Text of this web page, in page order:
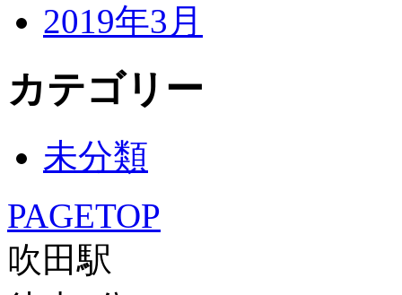
2019年3月
カテゴリー
未分類
PAGETOP
吹田駅